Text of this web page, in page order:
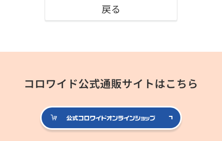
戻る
コロワイド公式通販サイトはこちら
公式コロ